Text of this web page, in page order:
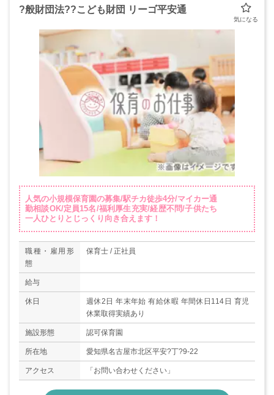
?般財団法??こども財団 リーゴ平安通
人気の小規模保育園の募集/駅チカ徒歩4分/マイカー通
勤相談OK/定員15名/福利厚生充実/経歴不問/子供たち
一人ひとりとじっくり向き合えます！
職種・雇用形
態
保育士 / 正社員
給与
休日
週休2日 年末年始 有給休暇 年間休日114日 育児
休業取得実績あり
施設形態 認可保育園
所在地 愛知県名古屋市北区平安?丁?9-22
アクセス 「お問い合わせください」